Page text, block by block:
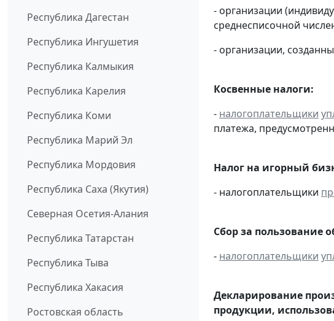
Республика Дагестан
Республика Ингушетия
Республика Калмыкия
Республика Карелия
Республика Коми
Республика Марий Эл
Республика Мордовия
Республика Саха (Якутия)
Северная Осетия-Алания
Республика Татарстан
Республика Тыва
Республика Хакасия
Ростовская область
- организации
среднесписочной
- организации,
Косвенные налоги:
- налогоплательщики
платежа,
Налог на игорный
- налогоплательщики
Сбор за пользование
- налогоплательщики
Декларирование
продукции,